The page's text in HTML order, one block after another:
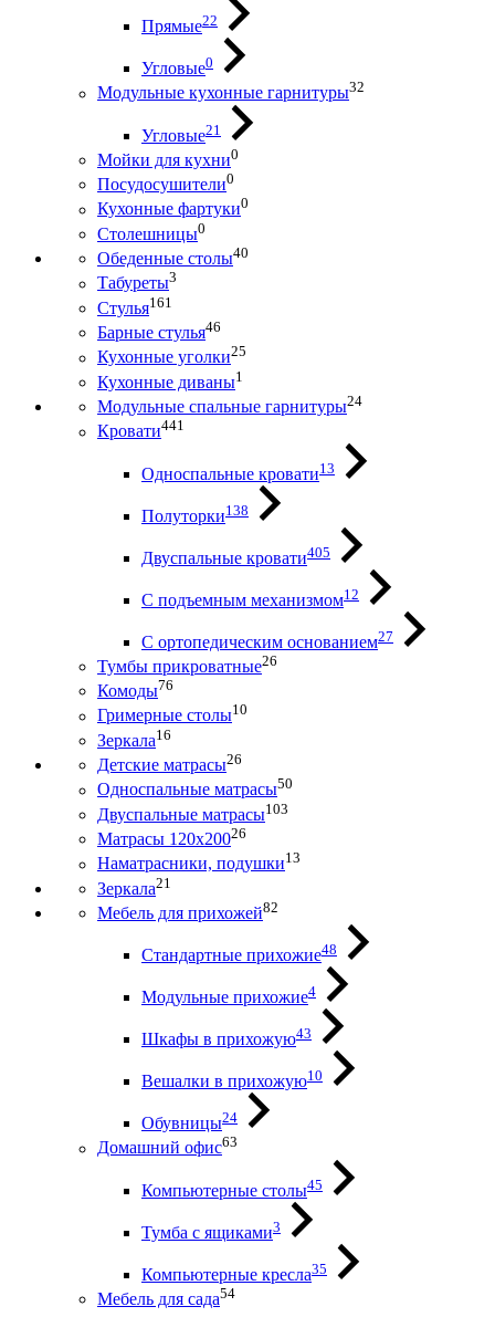
Прямые22
Угловые0
Модульные кухонные гарнитуры32
Угловые21
Мойки для кухни0
Посудосушители0
Кухонные фартуки0
Столешницы0
Обеденные столы40
Табуреты3
Стулья161
Барные стулья46
Кухонные уголки25
Кухонные диваны1
Модульные спальные гарнитуры24
Кровати441
Односпальные кровати13
Полуторки138
Двуспальные кровати405
С подъемным механизмом12
С ортопедическим основанием27
Тумбы прикроватные26
Комоды76
Гримерные столы10
Зеркала16
Детские матрасы26
Односпальные матрасы50
Двуспальные матрасы103
Матрасы 120х20026
Наматрасники, подушки13
Зеркала21
Мебель для прихожей82
Стандартные прихожие48
Модульные прихожие4
Шкафы в прихожую43
Вешалки в прихожую10
Обувницы24
Домашний офис63
Компьютерные столы45
Тумба с ящиками3
Компьютерные кресла35
Мебель для сада54